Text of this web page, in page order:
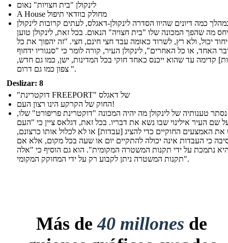
לינקולן "בית חצויות" נאום
A House מחולק בוודאי תיפול
כמה דיונים שהיוו הסדרה לינקולן-דאגלס, לעתים קרובות לינקולן
מה שהפך המכונה שלו "בית חצויה" הנאום. בכל זאת, לינקולן טוען
יכול, ולא רץ, לשרוד כאומה עבד חצי חינם, חצי. "זה יהפוך את כל
האחד, או כל האחרים", לינקולן העיר, קורה לומר כי "סנגוריו ידחוף
קדימה עד שהוא ייכנס כאחד חוקי בכל המדינות, ישן, כמו גם חדש,
צפון כמו גם דרום ".
Deslizar: 8
"דוקטרינת FREEPORT" של דאגלס
החוק של הקרקע הינו רצון העם!
טענותיה של לינקולן מה יהיה המכונה "דוקטרינת פריפורט" שלו,
שם העיר אילינוי שבו נשא את דבריו. בכל זאת, דגלאס ציין כי "העם
את האמצעים החוקיים כדי להציג [עבדות] או לא לכלול אותו כרצונם,
כי העבדות אינה יכולה להתקיים יום או שעה בכל מקום, אלא אם
נתמכת על ידי תקנות המשטרה המקומית". הוא גם הוסיף כי "אלה
תקנות המשטרה ניתן לקבוע רק על ידי המחוקק המקומי".
Más de40 millones de